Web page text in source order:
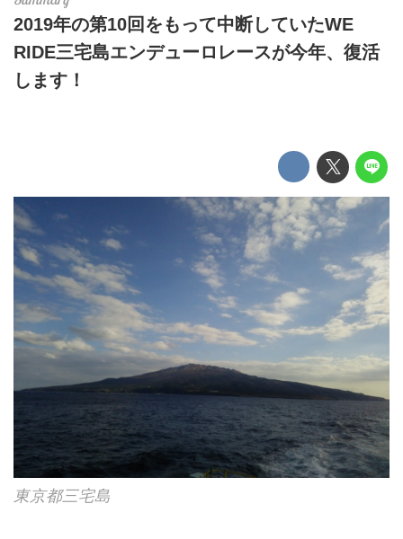
2019年の第10回をもって中断していたWE
RIDE三宅島エンデューロレースが今年、復活
します！
東京都三宅島